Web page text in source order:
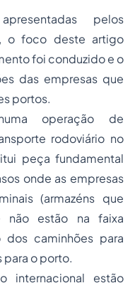
pelos
o foco deste artigo
foi conduzido e o
das empresas que
portos.
operação de
rodoviário no
peça fundamental
onde as empresas
(armazéns que
não estão na faixa
dos caminhões para
o porto.
internacional estão